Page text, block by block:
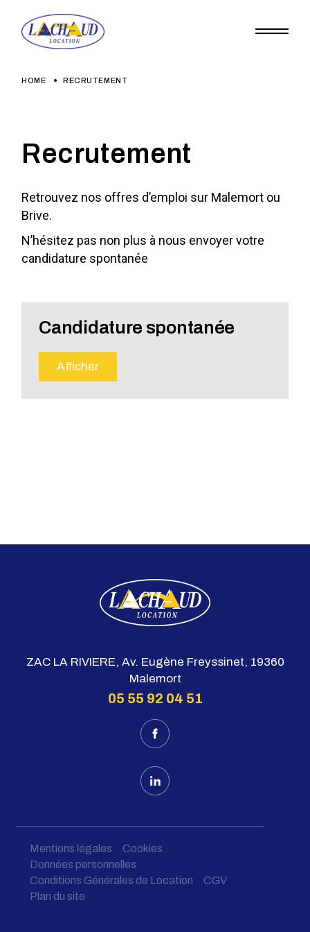
HOME RECRUTEMENT
Recrutement
Retrouvez nos offres d’emploi sur Malemort ou
Brive.
N’hésitez pas non plus à nous envoyer votre
candidature spontanée
Candidature spontanée
Afficher
ZAC LA RIVIERE, Av. Eugène Freyssinet, 19360
Malemort
05 55 92 04 51
Mentions légales
Cookies
Données personnelles
Conditions Générales de Location
CGV
Plan du site